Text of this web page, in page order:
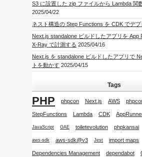
S3 に設置した zip ファイルから Lambda 関
2025/04/22
ネスト構造の Step Functions を CDK でデプ
Next.js standalone ビルドしたアプリを App
X-Ray で計測する 2025/04/16
Next.js を standalone ビルドしたアプリで
トを動かす 2025/04/15
Tags
PHP phpcon Next.js AWS
StepFunctions Lambda CDK
JavaScript GAE toiletevolution phpkansai
aws-sdk aws-sdk@v3 Jest import maps
Dependencies Management dependabot